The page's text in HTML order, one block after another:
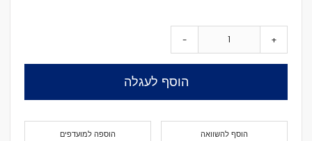
- +
הוסף לעגלה
הוספה למועדפים הוסף להשוואה